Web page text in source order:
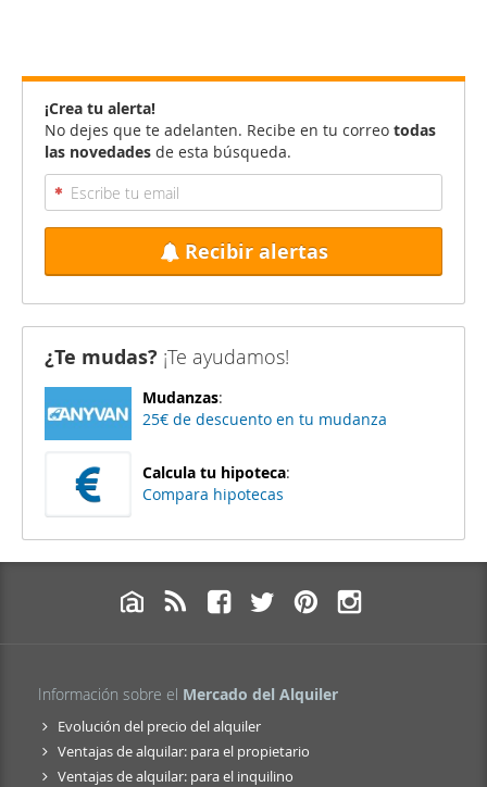
¡Crea tu alerta!
No dejes que te adelanten. Recibe en tu correo todas
las novedades de esta búsqueda.
Recibir alertas
¿Te mudas? ¡Te ayudamos!
Mudanzas:
25€ de descuento en tu mudanza
Calcula tu hipoteca:
Compara hipotecas
Información sobre el Mercado del Alquiler
Evolución del precio del alquiler
Ventajas de alquilar: para el propietario
Ventajas de alquilar: para el inquilino